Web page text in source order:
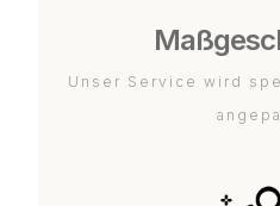
Unser Service wird